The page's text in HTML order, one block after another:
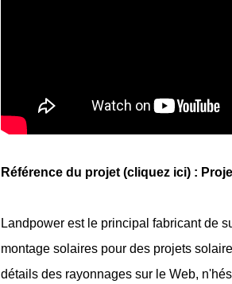
Référence du projet (cliquez ici) :
Landpower est le principal fabricant de
montage solaires pour des projets
détails des rayonnages sur le Web,